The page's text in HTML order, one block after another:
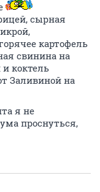
сырная
картофель
свинина на
коктель
Заливиной на
я не
проснуться,